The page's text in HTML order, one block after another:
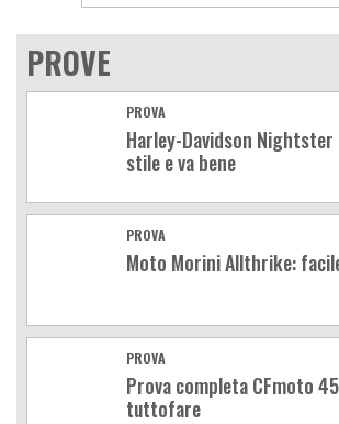
PROVE
PROVA
Harley-Davidson Nightster
stile e va bene
PROVA
Moto Morini Allthrike:
PROVA
Prova completa CFmoto
tuttofare